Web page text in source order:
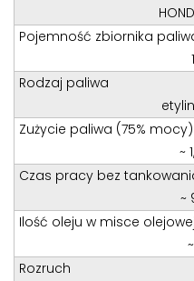
Pojemność zbiornika
Rodzaj paliwa
Zużycie paliwa (75% mocy)
~
Czas pracy bez
~
Ilość oleju w misce olejowej
Rozruch